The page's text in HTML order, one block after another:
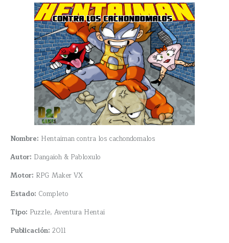
Nombre: Hentaiman contra los cachondomalos
Autor: Dangaioh & Pabloxulo
Motor: RPG Maker VX
Estado: Completo
Tipo: Puzzle, Aventura Hentai
Publicación: 2011